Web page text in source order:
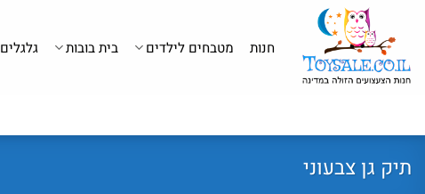
חנות
מטבחים לילדים בית בובות גלגלים
תיק גן צבעוני